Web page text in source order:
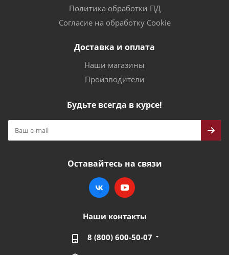
Политика обработки ПД
Согласие на обработку Cookie
Доставка и оплата
Наши магазины
Производители
Будьте всегда в курсе!
Оставайтесь на связи
Наши контакты
8 (800) 600-50-07